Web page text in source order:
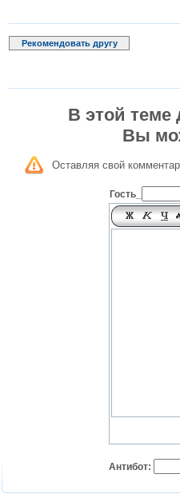
Рекомендовать другу
В этой теме
Вы
Оставляя свой
Гость_
Антибот: